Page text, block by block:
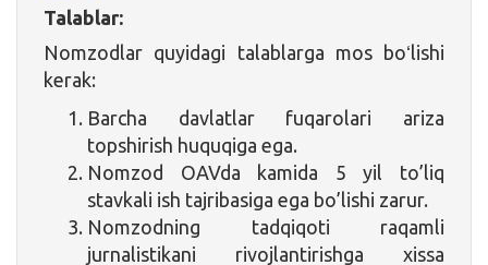
Talablar:
Nomzodlar quyidagi talablarga mos boʻlishi
kerak:
Barcha davlatlar fuqarolari ariza
topshirish huquqiga ega.
Nomzod OAVda kamida 5 yil to’liq
stavkali ish tajribasiga ega bo’lishi zarur.
Nomzodning tadqiqoti raqamli
jurnalistikani rivojlantirishga xissa